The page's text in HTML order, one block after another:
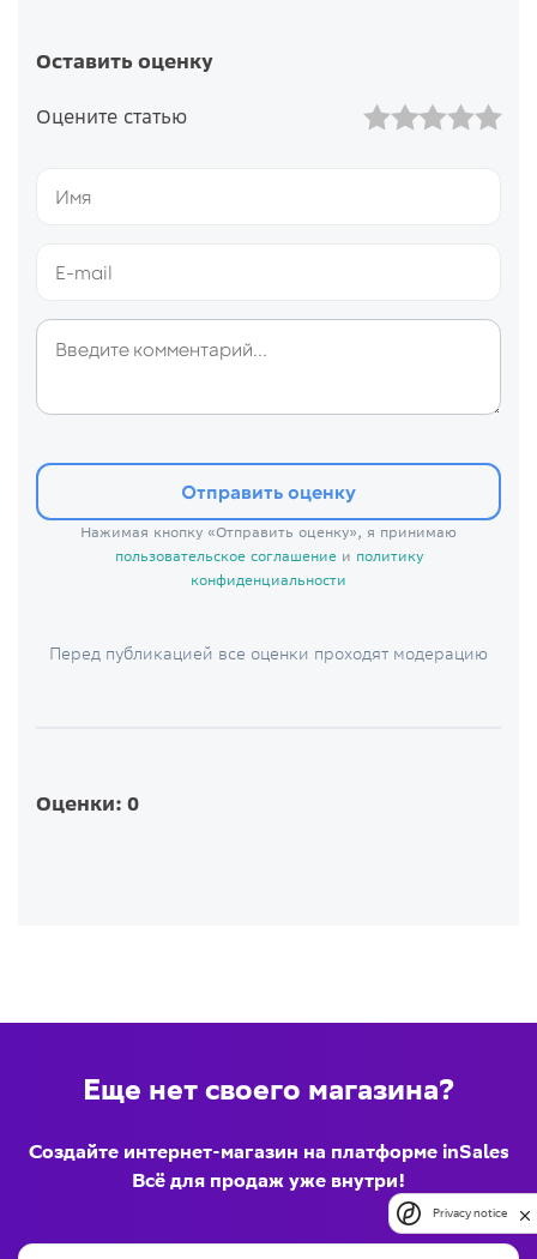
Оставить оценку
Оцените статью
Отправить оценку
Нажимая кнопку «Отправить оценку», я принимаю
пользовательское соглашениеи политику
конфиденциальности
Перед публикацией все оценки проходят модерацию
Оценки: 0
Еще нет своего магазина?
Создайте интернет-магазин на платформе inSales
Всё для продаж уже внутри!
Privacy notice